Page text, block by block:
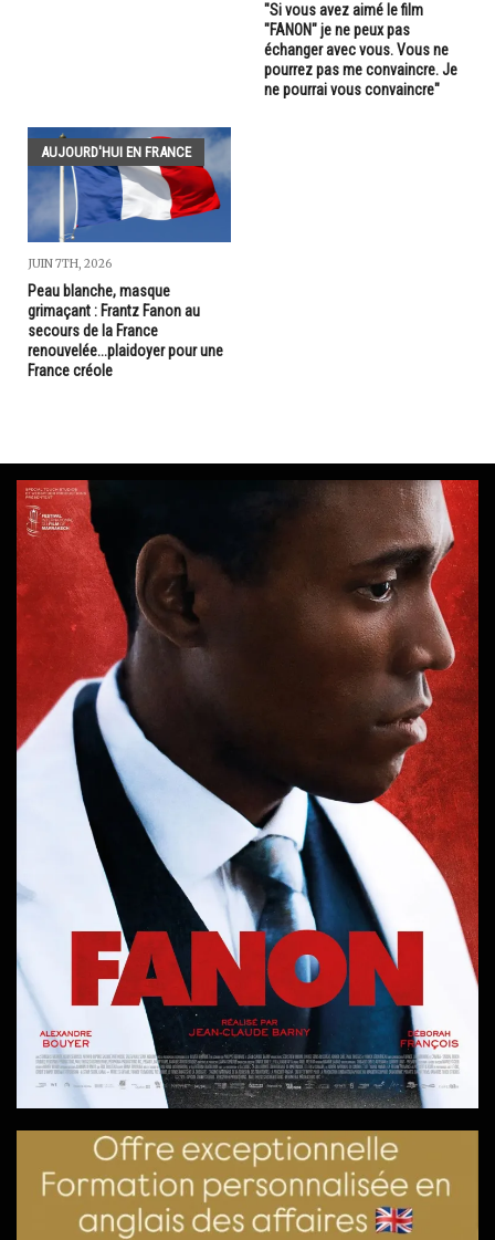
"Si vous avez aimé le film
"FANON" je ne peux pas
échanger avec vous. Vous ne
pourrez pas me convaincre. Je
ne pourrai vous convaincre"
AUJOURD'HUI EN FRANCE
JUIN 7TH, 2026
Peau blanche, masque
grimaçant : Frantz Fanon au
secours de la France
renouvelée...plaidoyer pour une
France créole